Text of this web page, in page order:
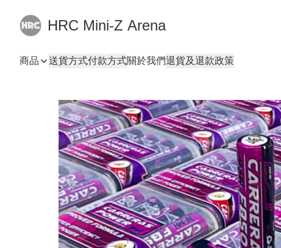
HRC Mini-Z Arena
商品 送貨方式付款方式關於我們退貨及退款政策